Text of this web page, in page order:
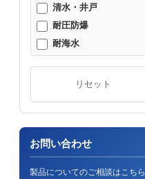
清水・井戸
耐圧防爆
耐海水
耐高温
防災・豪雨対策
リセット
お問い合わせ
製品についてのご相談はこちら